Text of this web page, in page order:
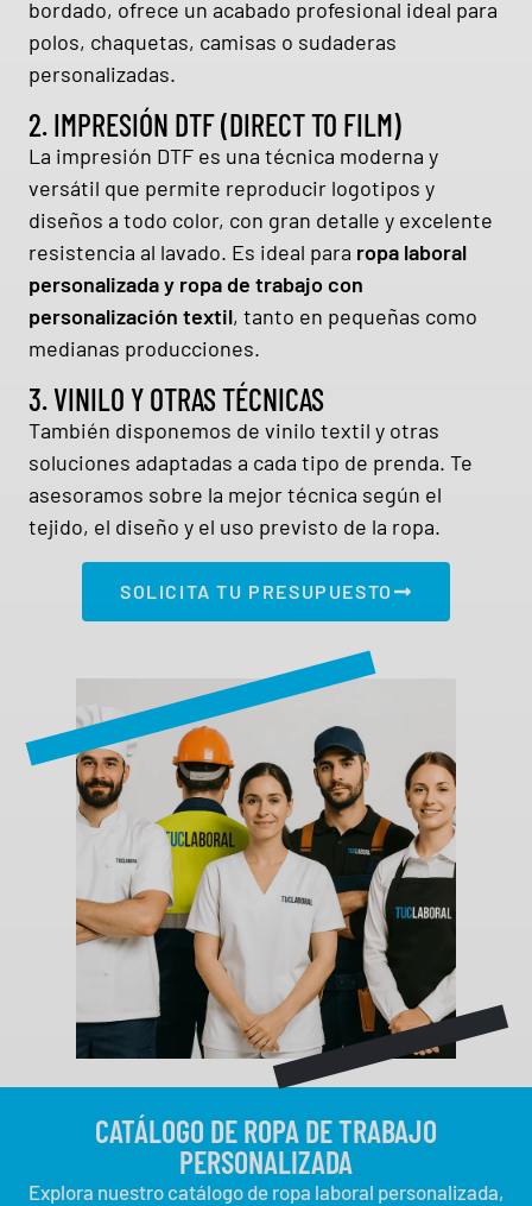
bordado, ofrece un acabado profesional ideal para
polos, chaquetas, camisas o sudaderas
personalizadas.
2. IMPRESIÓN DTF (DIRECT TO FILM)
La impresión DTF es una técnica moderna y
versátil que permite reproducir logotipos y
diseños a todo color, con gran detalle y excelente
resistencia al lavado. Es ideal para ropa laboral
personalizada y ropa de trabajo con
personalización textil, tanto en pequeñas como
medianas producciones.
3. VINILO Y OTRAS TÉCNICAS
También disponemos de vinilo textil y otras
soluciones adaptadas a cada tipo de prenda. Te
asesoramos sobre la mejor técnica según el
tejido, el diseño y el uso previsto de la ropa.
SOLICITA TU PRESUPUESTO
CATÁLOGO DE ROPA DE TRABAJO
PERSONALIZADA
Explora nuestro catálogo de ropa laboral personalizada,